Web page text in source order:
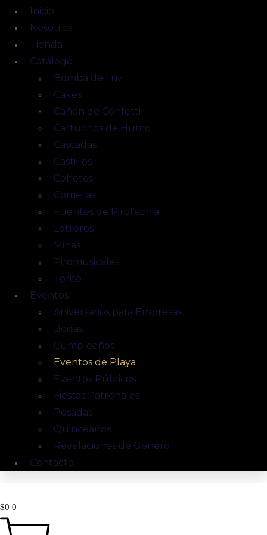
Inicio
Nosotros
Tienda
Catálogo
Bomba de Luz
Cakes
Cañon de Confetti
Cartuchos de Humo
Cascadas
Castillos
Cohetes
Cometas
Fuentes de Pirotecnia
Letreros
Minas
Piromusicales
Torito
Eventos
Aniversarios para Empresas
Bodas
Cumpleaños
Eventos de Playa
Eventos Públicos
Fiestas Patronales
Posadas
Quinceaños
Revelaciones de Género
Contacto
$0 0